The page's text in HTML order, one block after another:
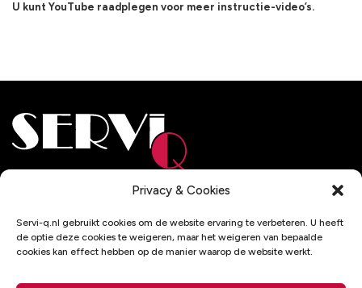
Privacy & Cookies
Servi-q.nl gebruikt cookies om de website ervaring te verbeteren. U heeft
de optie deze cookies te weigeren, maar het weigeren van bepaalde
cookies kan effect hebben op de manier waarop de website werkt.
U kunt YouTube raadplegen voor meer instructie-video’s.
3871 MV Hoevelaken